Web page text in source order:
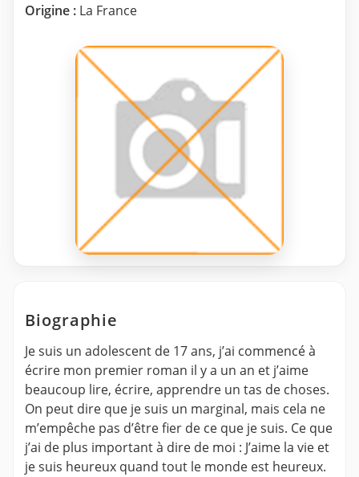
Origine : La France
Biographie
Je suis un adolescent de 17 ans, j’ai commencé à
écrire mon premier roman il y a un an et j’aime
beaucoup lire, écrire, apprendre un tas de choses.
On peut dire que je suis un marginal, mais cela ne
m’empêche pas d’être fier de ce que je suis. Ce que
j’ai de plus important à dire de moi : J’aime la vie et
je suis heureux quand tout le monde est heureux.